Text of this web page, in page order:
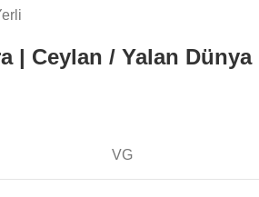
| Ceylan / Yalan Dünya
VG